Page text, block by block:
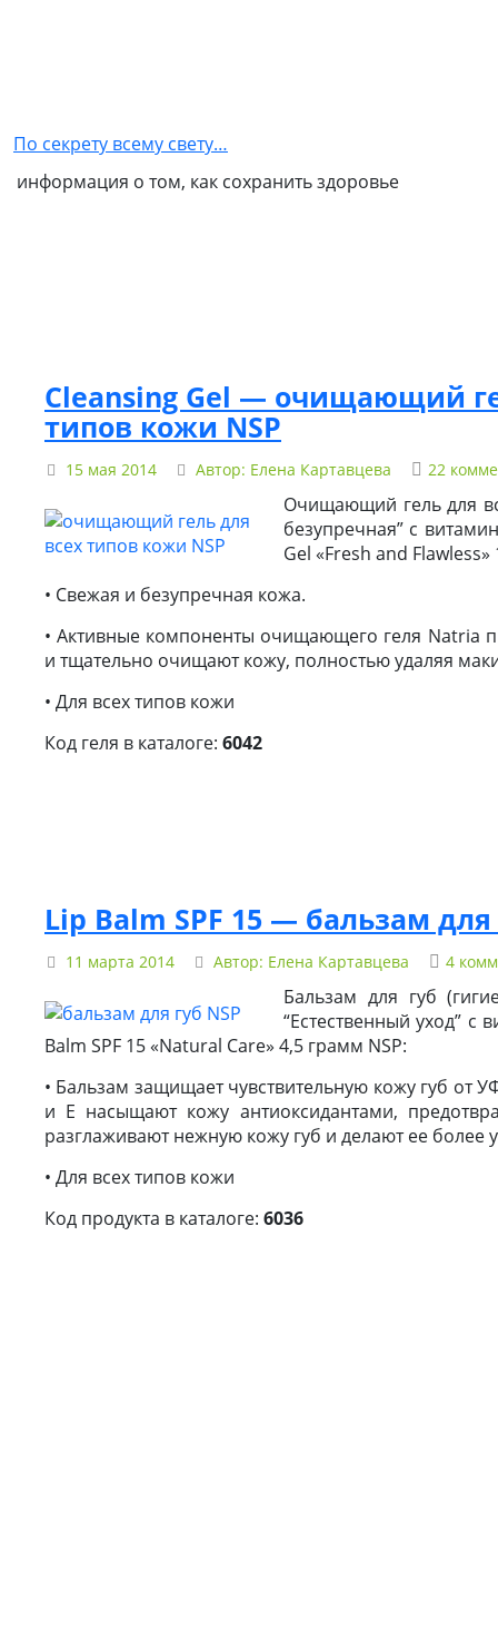
партнером
NSP
в
NSP
Политика
По секрету всему свету…
информация о том, как сохранить здоровье
Cleansing Gel — очищающий
типов кожи NSP
15 мая 2014 Автор: Елена Картавцева 22
Очищающий гель для
безупречная” с
Gel «Fresh and Flawless»
• Свежая и безупречная кожа.
• Активные компоненты очищающего геля Natria
и тщательно очищают кожу, полностью удаляя
• Для всех типов кожи
Код геля в каталоге: 6042
Lip Balm SPF 15 — бальзам для
11 марта 2014 Автор: Елена Картавцева 4
Бальзам для губ
“Естественный уход”
Balm SPF 15 «Natural Care» 4,5 грамм NSP:
• Бальзам защищает чувствительную кожу губ от
и Е насыщают кожу антиоксидантами,
разглаживают нежную кожу губ и делают ее более
• Для всех типов кожи
Код продукта в каталоге: 6036